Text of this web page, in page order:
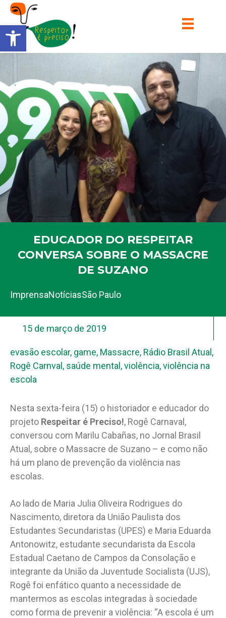
Barra de Ferramentas Aberta
EDUCADOR DO RESPEITAR
CONVERSA SOBRE O MASSACRE
DE SUZANO
ImprensaNotíciasSão Paulo
15 de março de 2019
evasão escolar, game, Massacre, Rádio Brasil Atual ,
Rogê Carnval , saúde mental ,violência,violência na
escola
Nesta sexta-feira (15) o historiador e educador do
projeto Respeitar é Preciso!, Rogê Carnaval,
conversou com Marilu Cabañas, no Jornal Brasil
Atual, sobre o Massacre de Suzano – e como não
há um plano de prevenção da violência nas
escolas.
Ao lado de Maria Julia Oliveira Rodrigues do
Nascimento, diretora da União Paulista dos
Estudantes Secundaristas (UPES) e Maria Eduarda
Antonowitz, estudante secundarista da Escola
Estadual Caetano de Campos da Consolação e
integrante da União da Juventude Socialista (UJS),
Rogê foi enfático quanto a necessidade de
mantermos as escolas integradas à sociedade
como forma de prevenir a violência: “A escola é um